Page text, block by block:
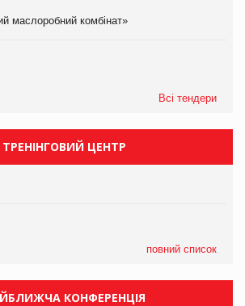
маслоробний комбінат»
Всі тендери
ТРЕНІНГОВИЙ ЦЕНТР
повний список
КОНФЕРЕНЦІЯ